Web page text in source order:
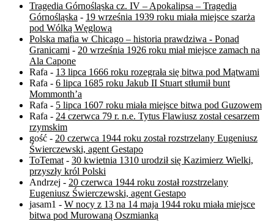
Tragedia Górnośląska cz. IV – Apokalipsa – Tragedia
Górnośląska - 19 września 1939 roku miała miejsce szarża
pod Wólką Węglową
Polska mafia w Chicago – historia prawdziwa - Ponad
Granicami - 20 września 1926 roku miał miejsce zamach na
Ala Capone
Rafa - 13 lipca 1666 roku rozegrała się bitwa pod Mątwami
Rafa - 6 lipca 1685 roku Jakub II Stuart stłumił bunt
Mommonth’a
Rafa - 5 lipca 1607 roku miała miejsce bitwa pod Guzowem
Rafa - 24 czerwca 79 r. n.e. Tytus Flawiusz został cesarzem
rzymskim
gość - 20 czerwca 1944 roku został rozstrzelany Eugeniusz
Świerczewski, agent Gestapo
ToTemat - 30 kwietnia 1310 urodził się Kazimierz Wielki,
przyszły król Polski
Andrzej - 20 czerwca 1944 roku został rozstrzelany
Eugeniusz Świerczewski, agent Gestapo
jasam1 - W nocy z 13 na 14 maja 1944 roku miała miejsce
bitwa pod Murowaną Oszmianką